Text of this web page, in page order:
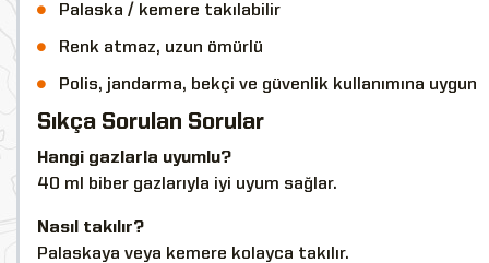
Palaska / kemere takılabilir
Renk atmaz, uzun ömürlü
Polis, jandarma, bekçi ve güvenlik kullanımına uygun
Sıkça Sorulan Sorular
Hangi gazlarla uyumlu?
40 ml biber gazlarıyla iyi uyum sağlar.
Nasıl takılır?
Palaskaya veya kemere kolayca takılır.